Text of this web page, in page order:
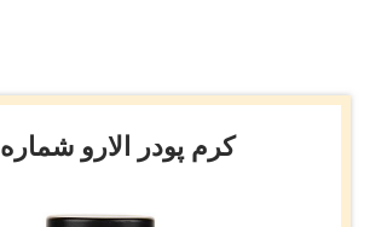
کرم پودر الارو شماره 02